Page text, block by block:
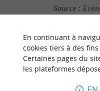
Source :
NOUS
En continuant à
cookies tiers à des
Certaines pages du
les plateformes